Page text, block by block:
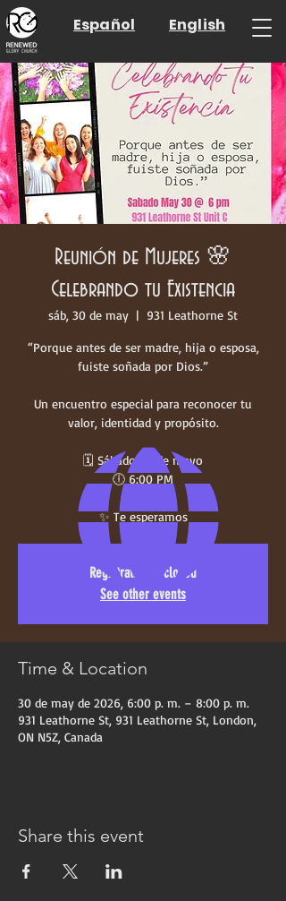
Español English
Reunión de Mujeres 🌸
Celebrando tu Existencia
sáb, 30 de may
  |
931 Leathorne St
“Porque antes de ser madre, hija o esposa,
fuiste soñada por Dios.”
Un encuentro especial para reconocer tu
valor, identidad y propósito.
🗓 Sábado 30 de mayo
🕕 6:00 PM
✨ Te esperamos
Registration is closed
See other events
Time & Location
30 de may de 2026, 6:00 p. m. – 8:00 p. m.
931 Leathorne St, 931 Leathorne St, London,
ON N5Z, Canada
Share this event